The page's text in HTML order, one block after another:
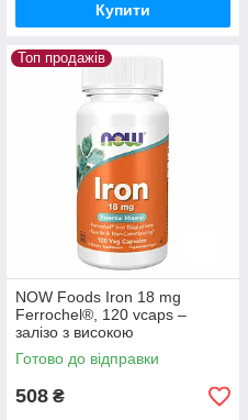
Купити
Топ продажів
NOW Foods Iron 18 mg
Ferrochel®, 120 vcaps –
залізо з високою
біодоступністю
Готово до відправки
508 ₴